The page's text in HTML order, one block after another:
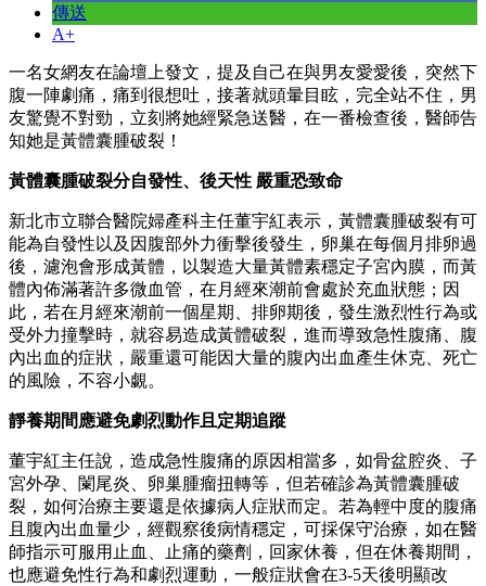
傳送
A+
一名女網友在論壇上發文，提及自己在與男友愛愛後，突然下
腹一陣劇痛，痛到很想吐，接著就頭暈目眩，完全站不住，男
友驚覺不對勁，立刻將她經緊急送醫，在一番檢查後，醫師告
知她是黃體囊腫破裂！
黃體囊腫破裂分自發性、後天性 嚴重恐致命
新北市立聯合醫院婦產科主任董宇紅表示，黃體囊腫破裂有可
能為自發性以及因腹部外力衝擊後發生，卵巢在每個月排卵過
後，濾泡會形成黃體，以製造大量黃體素穩定子宮內膜，而黃
體內佈滿著許多微血管，在月經來潮前會處於充血狀態；因
此，若在月經來潮前一個星期、排卵期後，發生激烈性行為或
受外力撞擊時，就容易造成黃體破裂，進而導致急性腹痛、腹
內出血的症狀，嚴重還可能因大量的腹內出血產生休克、死亡
的風險，不容小覷。
靜養期間應避免劇烈動作且定期追蹤
董宇紅主任說，造成急性腹痛的原因相當多，如骨盆腔炎、子
宮外孕、闌尾炎、卵巢腫瘤扭轉等，但若確診為黃體囊腫破
裂，如何治療主要還是依據病人症狀而定。若為輕中度的腹痛
且腹內出血量少，經觀察後病情穩定，可採保守治療，如在醫
師指示可服用止血、止痛的藥劑，回家休養，但在休養期間，
也應避免性行為和劇烈運動，一般症狀會在3-5天後明顯改